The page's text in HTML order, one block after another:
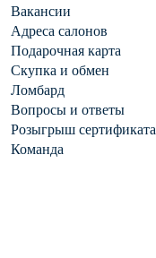
Вакансии
Адреса салонов
Подарочная карта
Скупка и обмен
Ломбард
Вопросы и ответы
Розыгрыш сертификата
Команда